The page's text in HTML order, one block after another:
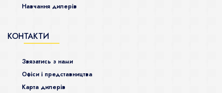
Навчання дилерів
КОНТАКТИ
Звязатись з нами
Офіси і представництва
Карта дилерів